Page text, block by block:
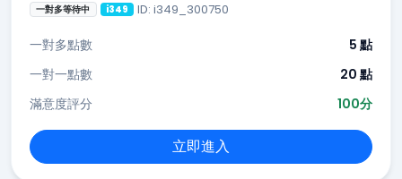
一對多等待中 i349 ID: i349_300750
一對多點數
5 點
一對一點數
20 點
滿意度評分
100分
立即進入